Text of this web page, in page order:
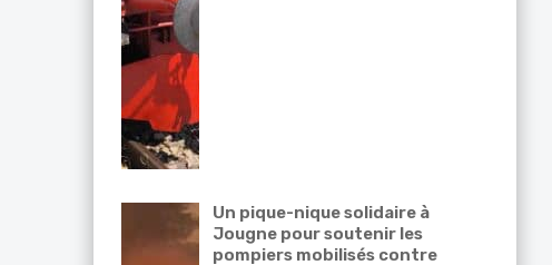
Un pique-nique solidaire à
Jougne pour soutenir les
pompiers mobilisés contre